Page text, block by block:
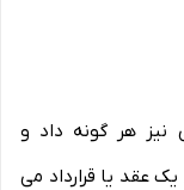
نیز هر گونه داد و
عقد یا قرارداد می